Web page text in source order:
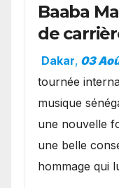
Baaba
de
royale.
Dakar, 03
tournée
musique
une nouvelle
une belle
hommage qui